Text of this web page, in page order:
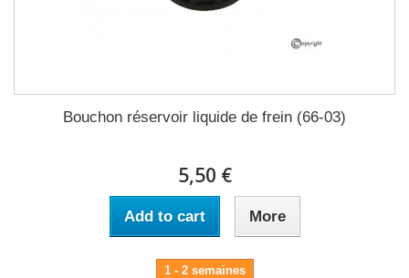
Bouchon réservoir liquide de frein (66-03)
5,50 €
Add to cart More
1 - 2 semaines